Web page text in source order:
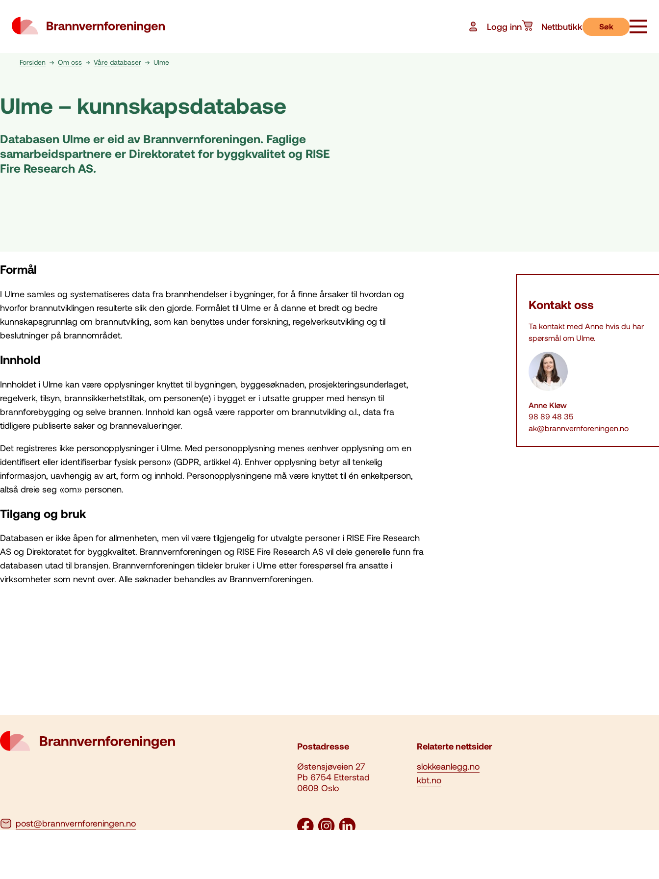
Logg inn Nettbutikk Søk
Forsiden Om oss Våre databaser Ulme
Ulme – kunnskapsdatabase
Databasen Ulme er eid av Brannvernforeningen. Faglige
samarbeidspartnere er Direktoratet for byggkvalitet og RISE
Fire Research AS.
Formål
I Ulme samles og systematiseres data fra brannhendelser i bygninger, for å finne årsaker til hvordan og
hvorfor brannutviklingen resulterte slik den gjorde. Formålet til Ulme er å danne et bredt og bedre
kunnskapsgrunnlag om brannutvikling, som kan benyttes under forskning, regelverksutvikling og til
beslutninger på brannområdet.
Innhold
Innholdet i Ulme kan være opplysninger knyttet til bygningen, byggesøknaden, prosjekteringsunderlaget,
regelverk, tilsyn, brannsikkerhetstiltak, om personen(e) i bygget er i utsatte grupper med hensyn til
brannforebygging og selve brannen. Innhold kan også være rapporter om brannutvikling o.l., data fra
tidligere publiserte saker og brannevalueringer.
Det registreres ikke personopplysninger i Ulme. Med personopplysning menes «enhver opplysning om en
identifisert eller identifiserbar fysisk person» (GDPR, artikkel 4). Enhver opplysning betyr all tenkelig
informasjon, uavhengig av art, form og innhold. Personopplysningene må være knyttet til én enkeltperson,
altså dreie seg «om» personen.
Tilgang og bruk
Databasen er ikke åpen for allmenheten, men vil være tilgjengelig for utvalgte personer i RISE Fire Research
AS og Direktoratet for byggkvalitet. Brannvernforeningen og RISE Fire Research AS vil dele generelle funn fra
databasen utad til bransjen. Brannvernforeningen tildeler bruker i Ulme etter forespørsel fra ansatte i
virksomheter som nevnt over. Alle søknader behandles av Brannvernforeningen.
Kontakt oss
Ta kontakt med Anne hvis du har
spørsmål om Ulme.
Anne Kløw
98 89 48 35
ak@brannvernforeningen.no
Postadresse
Østensjøveien 27
Pb 6754 Etterstad
0609 Oslo
Relaterte nettsider
slokkeanlegg.no
kbt.no
post@brannvernforeningen.no